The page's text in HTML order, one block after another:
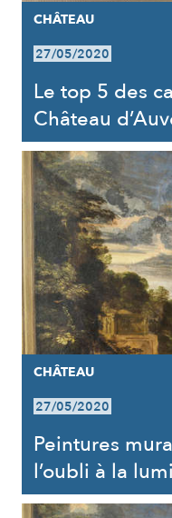
CHÂTEAU
27/05/2020
Le top 5 des
Château
CHÂTEAU
27/05/2020
Peintures
l’oubli à la